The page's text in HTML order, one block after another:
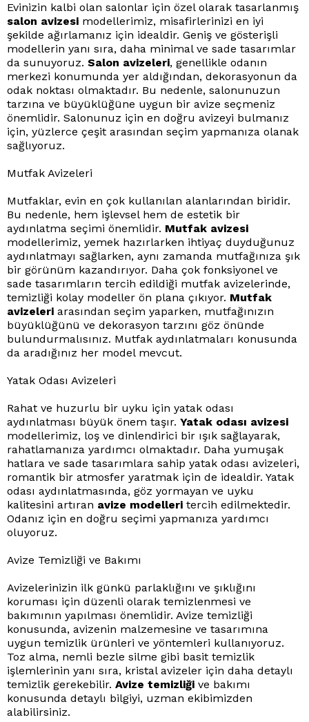
Evinizin kalbi olan salonlar için özel olarak tasarlanmış
salon avizesi modellerimiz, misafirlerinizi en iyi
şekilde ağırlamanız için idealdir. Geniş ve gösterişli
modellerin yanı sıra, daha minimal ve sade tasarımlar
da sunuyoruz. Salon avizeleri, genellikle odanın
merkezi konumunda yer aldığından, dekorasyonun da
odak noktası olmaktadır. Bu nedenle, salonunuzun
tarzına ve büyüklüğüne uygun bir avize seçmeniz
önemlidir. Salonunuz için en doğru avizeyi bulmanız
için, yüzlerce çeşit arasından seçim yapmanıza olanak
sağlıyoruz.
Mutfak Avizeleri
Mutfaklar, evin en çok kullanılan alanlarından biridir.
Bu nedenle, hem işlevsel hem de estetik bir
aydınlatma seçimi önemlidir. Mutfak avizesi
modellerimiz, yemek hazırlarken ihtiyaç duyduğunuz
aydınlatmayı sağlarken, aynı zamanda mutfağınıza şık
bir görünüm kazandırıyor. Daha çok fonksiyonel ve
sade tasarımların tercih edildiği mutfak avizelerinde,
temizliği kolay modeller ön plana çıkıyor. Mutfak
avizeleri arasından seçim yaparken, mutfağınızın
büyüklüğünü ve dekorasyon tarzını göz önünde
bulundurmalısınız. Mutfak aydınlatmaları konusunda
da aradığınız her model mevcut.
Yatak Odası Avizeleri
Rahat ve huzurlu bir uyku için yatak odası
aydınlatması büyük önem taşır. Yatak odası avizesi
modellerimiz, loş ve dinlendirici bir ışık sağlayarak,
rahatlamanıza yardımcı olmaktadır. Daha yumuşak
hatlara ve sade tasarımlara sahip yatak odası avizeleri,
romantik bir atmosfer yaratmak için de idealdir. Yatak
odası aydınlatmasında, göz yormayan ve uyku
kalitesini artıran avize modelleri tercih edilmektedir.
Odanız için en doğru seçimi yapmanıza yardımcı
oluyoruz.
Avize Temizliği ve Bakımı
Avizelerinizin ilk günkü parlaklığını ve şıklığını
koruması için düzenli olarak temizlenmesi ve
bakımının yapılması önemlidir. Avize temizliği
konusunda, avizenin malzemesine ve tasarımına
uygun temizlik ürünleri ve yöntemleri kullanıyoruz.
Toz alma, nemli bezle silme gibi basit temizlik
işlemlerinin yanı sıra, kristal avizeler için daha detaylı
temizlik gerekebilir. Avize temizliği ve bakımı
konusunda detaylı bilgiyi, uzman ekibimizden
alabilirsiniz.